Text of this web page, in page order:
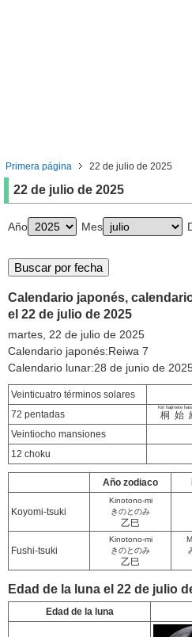
Primera página 22 de julio de 2025
22 de julio de 2025
Año Mes
Calendario japonés,
el 22 de julio de 2025
martes, 22 de julio de 2025
Calendario japonés:Reiwa 7
Calendario lunar:28 de junio de
Veinticuatro términos solares
72 pentadas
桐始
Kiri hajimete
Veintiocho mansiones
12 choku
Año zodiaco
Koyomi-tsuki
Kinotono-mi
きのとのみ
乙巳
Fushi-tsuki
Kinotono-mi
きのとのみ
乙巳
Edad de la luna el 22 de julio
Edad de la luna